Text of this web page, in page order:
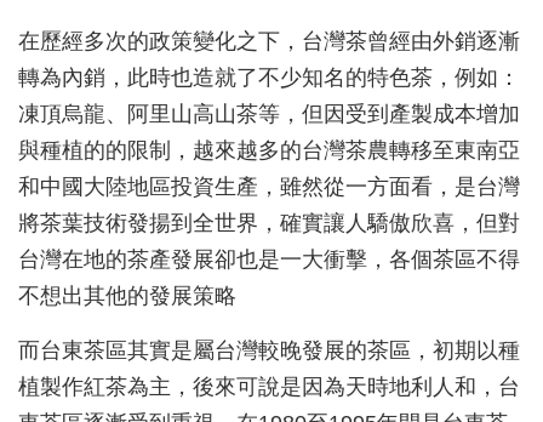
在歷經多次的政策變化之下，台灣茶曾經由外銷逐漸
轉為內銷，此時也造就了不少知名的特色茶，例如：
凍頂烏龍、阿里山高山茶等，但因受到產製成本增加
與種植的的限制，越來越多的台灣茶農轉移至東南亞
和中國大陸地區投資生產，雖然從一方面看，是台灣
將茶葉技術發揚到全世界，確實讓人驕傲欣喜，但對
台灣在地的茶產發展卻也是一大衝擊，各個茶區不得
不想出其他的發展策略
而台東茶區其實是屬台灣較晚發展的茶區，初期以種
植製作紅茶為主，後來可說是因為天時地利人和，台